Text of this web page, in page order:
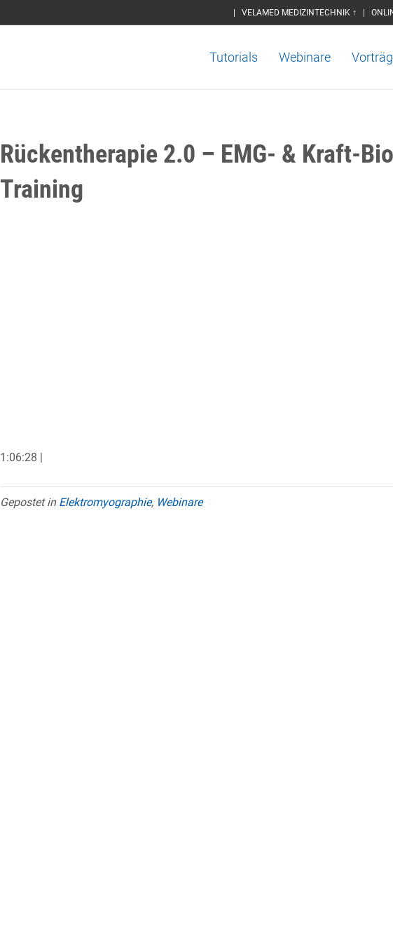
| VELAMED MEDIZINTECHNIK ↑ |
Tutorials Webinare
Rückentherapie 2.0 – EMG- & Kraft-
Training
1:06:28 |
Gepostet in Elektromyographie, Webinare